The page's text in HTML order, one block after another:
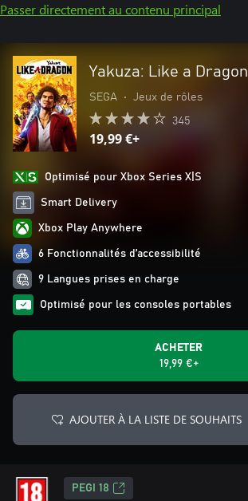
Passer directement au contenu principal
Yakuza: Like a Dragon
SEGA • Jeux de rôles
345
19,99 €+
Optimisé pour Xbox Series X|S
Smart Delivery
Xbox Play Anywhere
6 Fonctionnalités d’accessibilité
9 Langues prises en charge
Optimisé pour les consoles portables
ACHETER
19,99 €+
AJOUTER À LA LISTE DE SOUHAITS
PEGI 18